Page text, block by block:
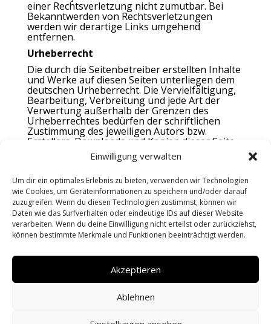
Einwilligung verwalten
Um dir ein optimales Erlebnis zu bieten, verwenden wir Technologien
wie Cookies, um Geräteinformationen zu speichern und/oder darauf
zuzugreifen. Wenn du diesen Technologien zustimmst, können wir
Daten wie das Surfverhalten oder eindeutige IDs auf dieser Website
verarbeiten. Wenn du deine Einwilligung nicht erteilst oder zurückziehst,
können bestimmte Merkmale und Funktionen beeinträchtigt werden.
Akzeptieren
Ablehnen
einer Rechtsverletzung nicht zumutbar. Bei
Bekanntwerden von Rechtsverletzungen
werden wir derartige Links umgehend
entfernen.
Urheberrecht
Die durch die Seitenbetreiber erstellten Inhalte
und Werke auf diesen Seiten unterliegen dem
deutschen Urheberrecht. Die Vervielfältigung,
Bearbeitung, Verbreitung und jede Art der
Verwertung außerhalb der Grenzen des
Urheberrechtes bedürfen der schriftlichen
Zustimmung des jeweiligen Autors bzw.
Erstellers. Downloads und Kopien dieser Seite
sind nur für den privaten, nicht kommerziellen
Gebrauch gestattet. Soweit die Inhalte auf
wurden, werden die Urheberrechte Dritter
beachtet. Insbesondere werden Inhalte Dritter
als solche gekennzeichnet. Sollten Sie trotzdem
auf eine Urheberrechtsverletzung aufmerksam
werden, bitten wir um einen entsprechenden
Hinweis. Bei Bekanntwerden von
Inhalte umgehend entfernen.